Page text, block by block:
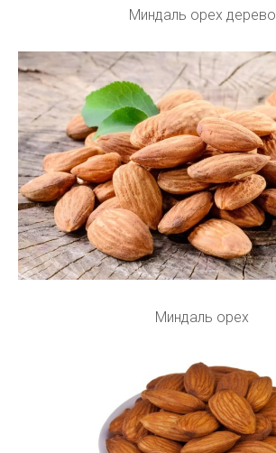
Миндаль орех дерево
Миндаль орех